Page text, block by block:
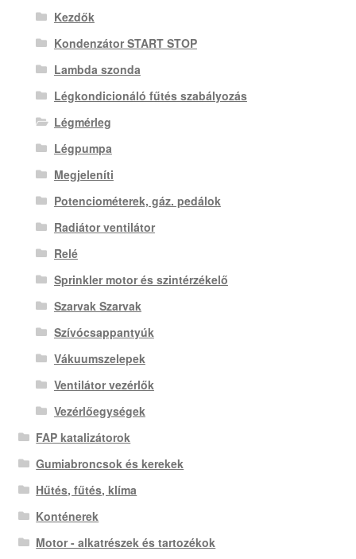
Kezdők
Kondenzátor START STOP
Lambda szonda
Légkondicionáló fűtés szabályozás
Légmérleg
Légpumpa
Megjeleníti
Potenciométerek, gáz. pedálok
Radiátor ventilátor
Relé
Sprinkler motor és szintérzékelő
Szarvak Szarvak
Szívócsappantyúk
Vákuumszelepek
Ventilátor vezérlők
Vezérlőegységek
FAP katalizátorok
Gumiabroncsok és kerekek
Hűtés, fűtés, klíma
Konténerek
Motor - alkatrészek és tartozékok